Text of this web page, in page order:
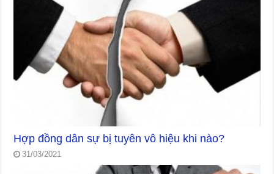
Hợp đồng dân sự bị tuyên vô hiệu khi nào?
31/03/2021